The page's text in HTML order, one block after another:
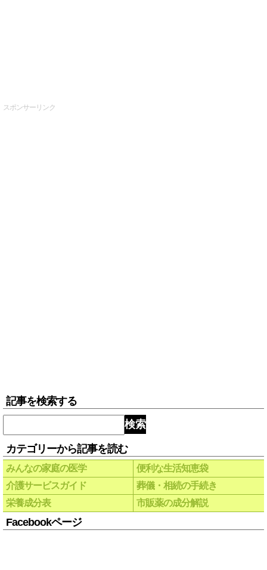
スポンサーリンク
記事を検索する
検索
カテゴリーから記事を読む
みんなの家庭の医学
便利な生活知恵袋
介護サービスガイド
葬儀・相続の手続き
栄養成分表
市販薬の成分解説
Facebookページ